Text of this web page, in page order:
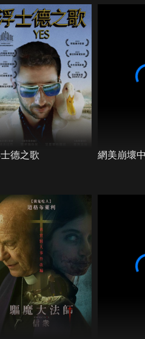
仰。馬來亞拿督公、暹
地帶，歷史神鬼信仰無
無助的她該選擇相信
德之歌 網美崩壞